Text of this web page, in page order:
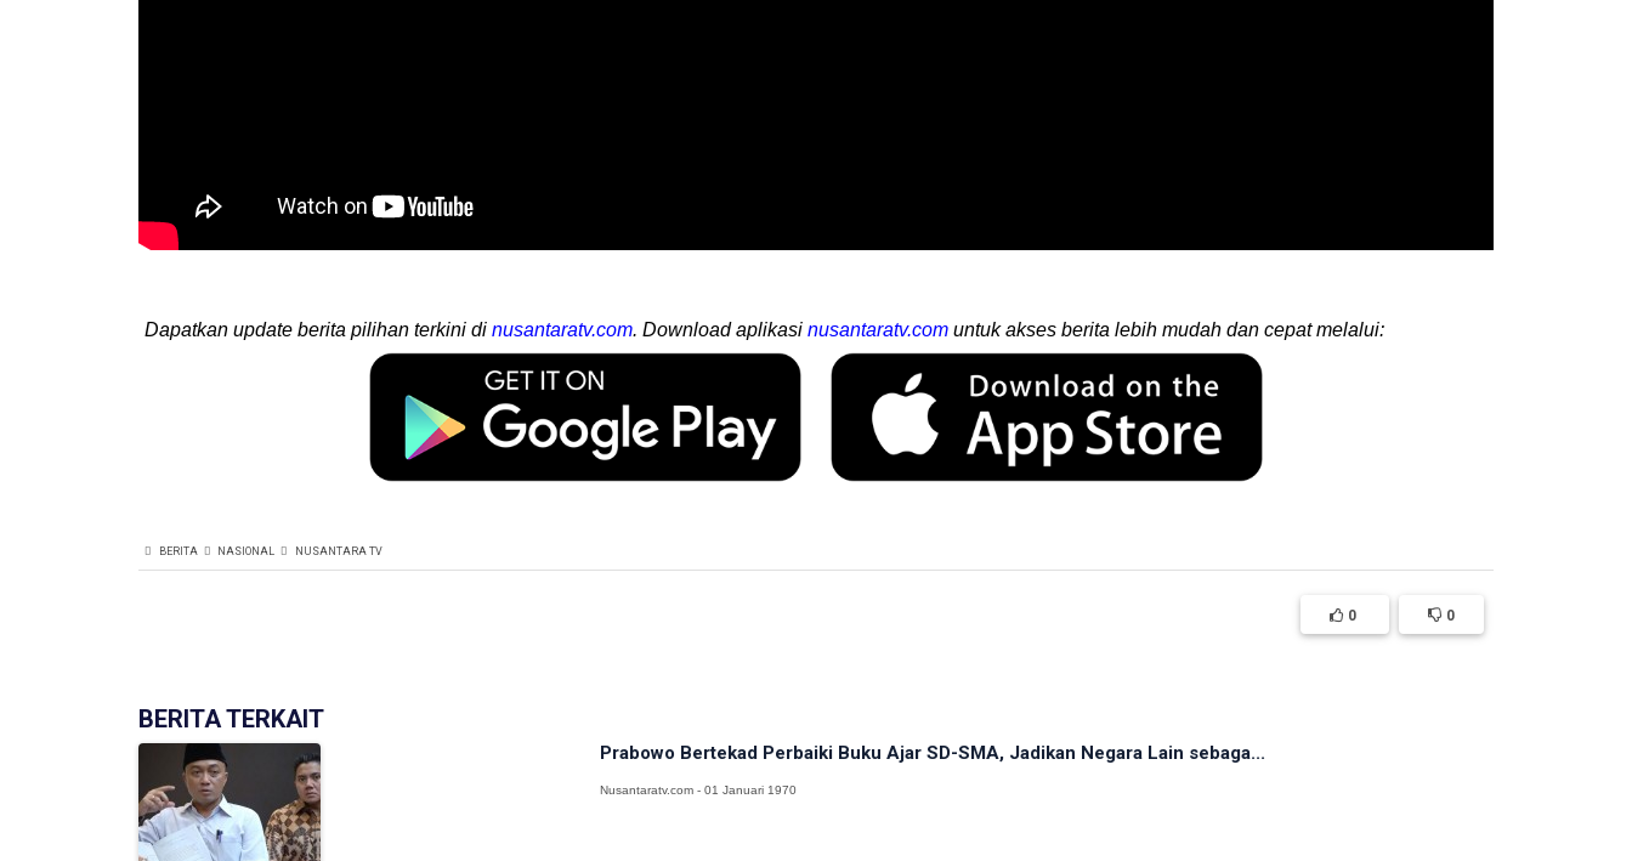
Dapatkan update berita pilihan terkini di nusantaratv.com. Download aplikasi nusantaratv.com untuk akses berita lebih mudah dan cepat melalui:
BERITA NASIONAL NUSANTARA TV
0 0
BERITA TERKAIT
Prabowo Bertekad Perbaiki Buku Ajar SD-SMA, Jadikan Negara Lain sebaga...
Nusantaratv.com - 01 Januari 1970